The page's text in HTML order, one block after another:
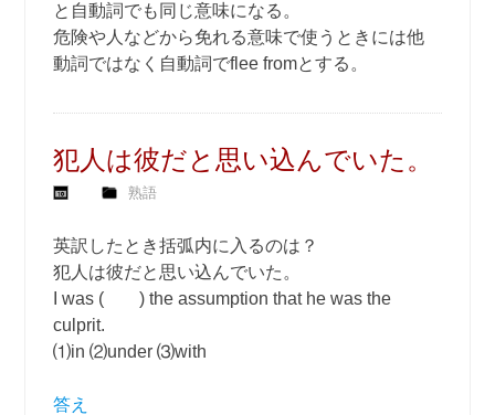
と自動詞でも同じ意味になる。
危険や人などから免れる意味で使うときには他
動詞ではなく自動詞でflee fromとする。
犯人は彼だと思い込んでいた。
熟語
英訳したとき括弧内に入るのは？
犯人は彼だと思い込んでいた。
I was ( ) the assumption that he was the
culprit.
⑴in ⑵under ⑶with
答え